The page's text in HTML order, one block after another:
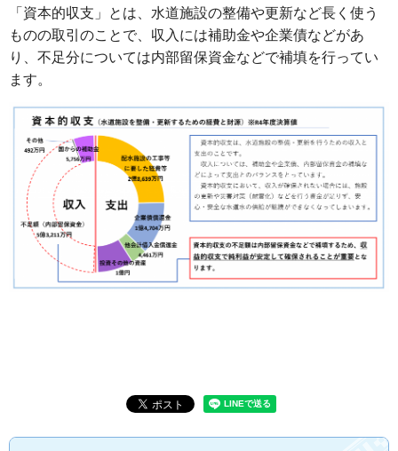
「資本的収支」とは、水道施設の整備や更新など長く使う
ものの取引のことで、収入には補助金や企業債などがあ
り、不足分については内部留保資金などで補填を行ってい
ます。